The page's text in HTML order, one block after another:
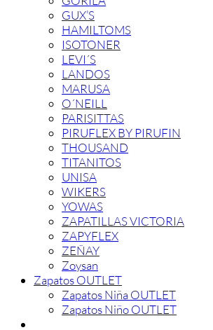
GUX’S
HAMILTOMS
ISOTONER
LEVI´S
LANDOS
MARUSA
O´NEILL
PARISITTAS
PIRUFLEX BY PIRUFIN
THOUSAND
TITANITOS
UNISA
WIKERS
YOWAS
ZAPATILLAS VICTORIA
ZAPYFLEX
ZEÑAY
Zoysan
Zapatos OUTLET
Zapatos Niña OUTLET
Zapatos Niño OUTLET